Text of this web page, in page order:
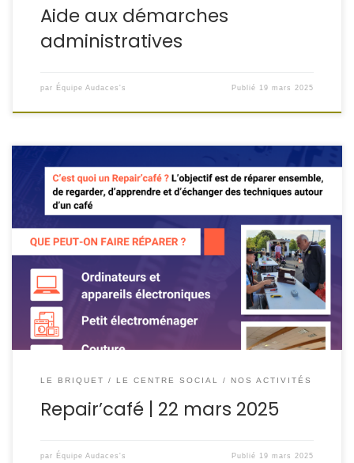
Aide aux démarches
administratives
par Équipe Audaces's Publié 19 mars 2025
C’est quoi un Repair’café ? L’objectif est de réparer
ensemble, de regarder, d’apprendre et d’échanger des
LE BRIQUET LE CENTRE SOCIAL NOS ACTIVITÉS
Repair’café | 22 mars 2025
par Équipe Audaces's Publié 19 mars 2025